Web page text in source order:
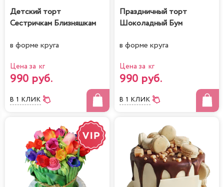
Детский торт
Сестричкам Близняшкам
в форме круга
Цена за кг
990 руб.
В 1 КЛИК
Праздничный торт
Шоколадный Бум
в форме круга
Цена за кг
990 руб.
В 1 КЛИК